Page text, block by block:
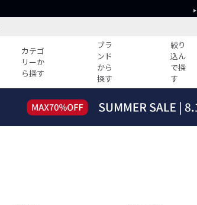
カテゴ
リーか
ら探す
ブラ
ンド
から
探す
絞り
込ん
で探
す
すべての記事